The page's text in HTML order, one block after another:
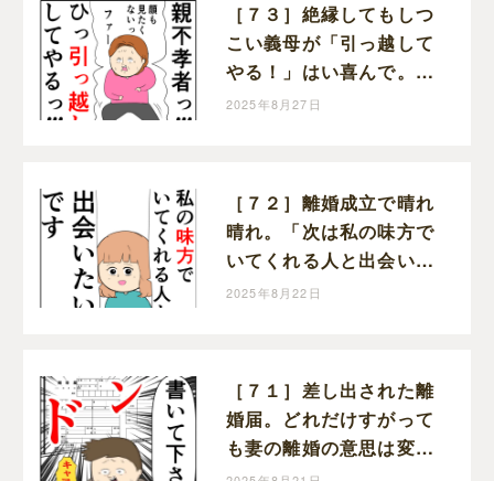
［７３］絶縁してもしつ
こい義母が「引っ越して
やる！」はい喜んで。ク
セ強義母に抗う嫁達｜岡
2025年8月27日
［７２］離婚成立で晴れ
晴れ。「次は私の味方で
いてくれる人と出会いた
い」と前を向く。クセ強
2025年8月22日
［７１］差し出された離
婚届。どれだけすがって
も妻の離婚の意思は変わ